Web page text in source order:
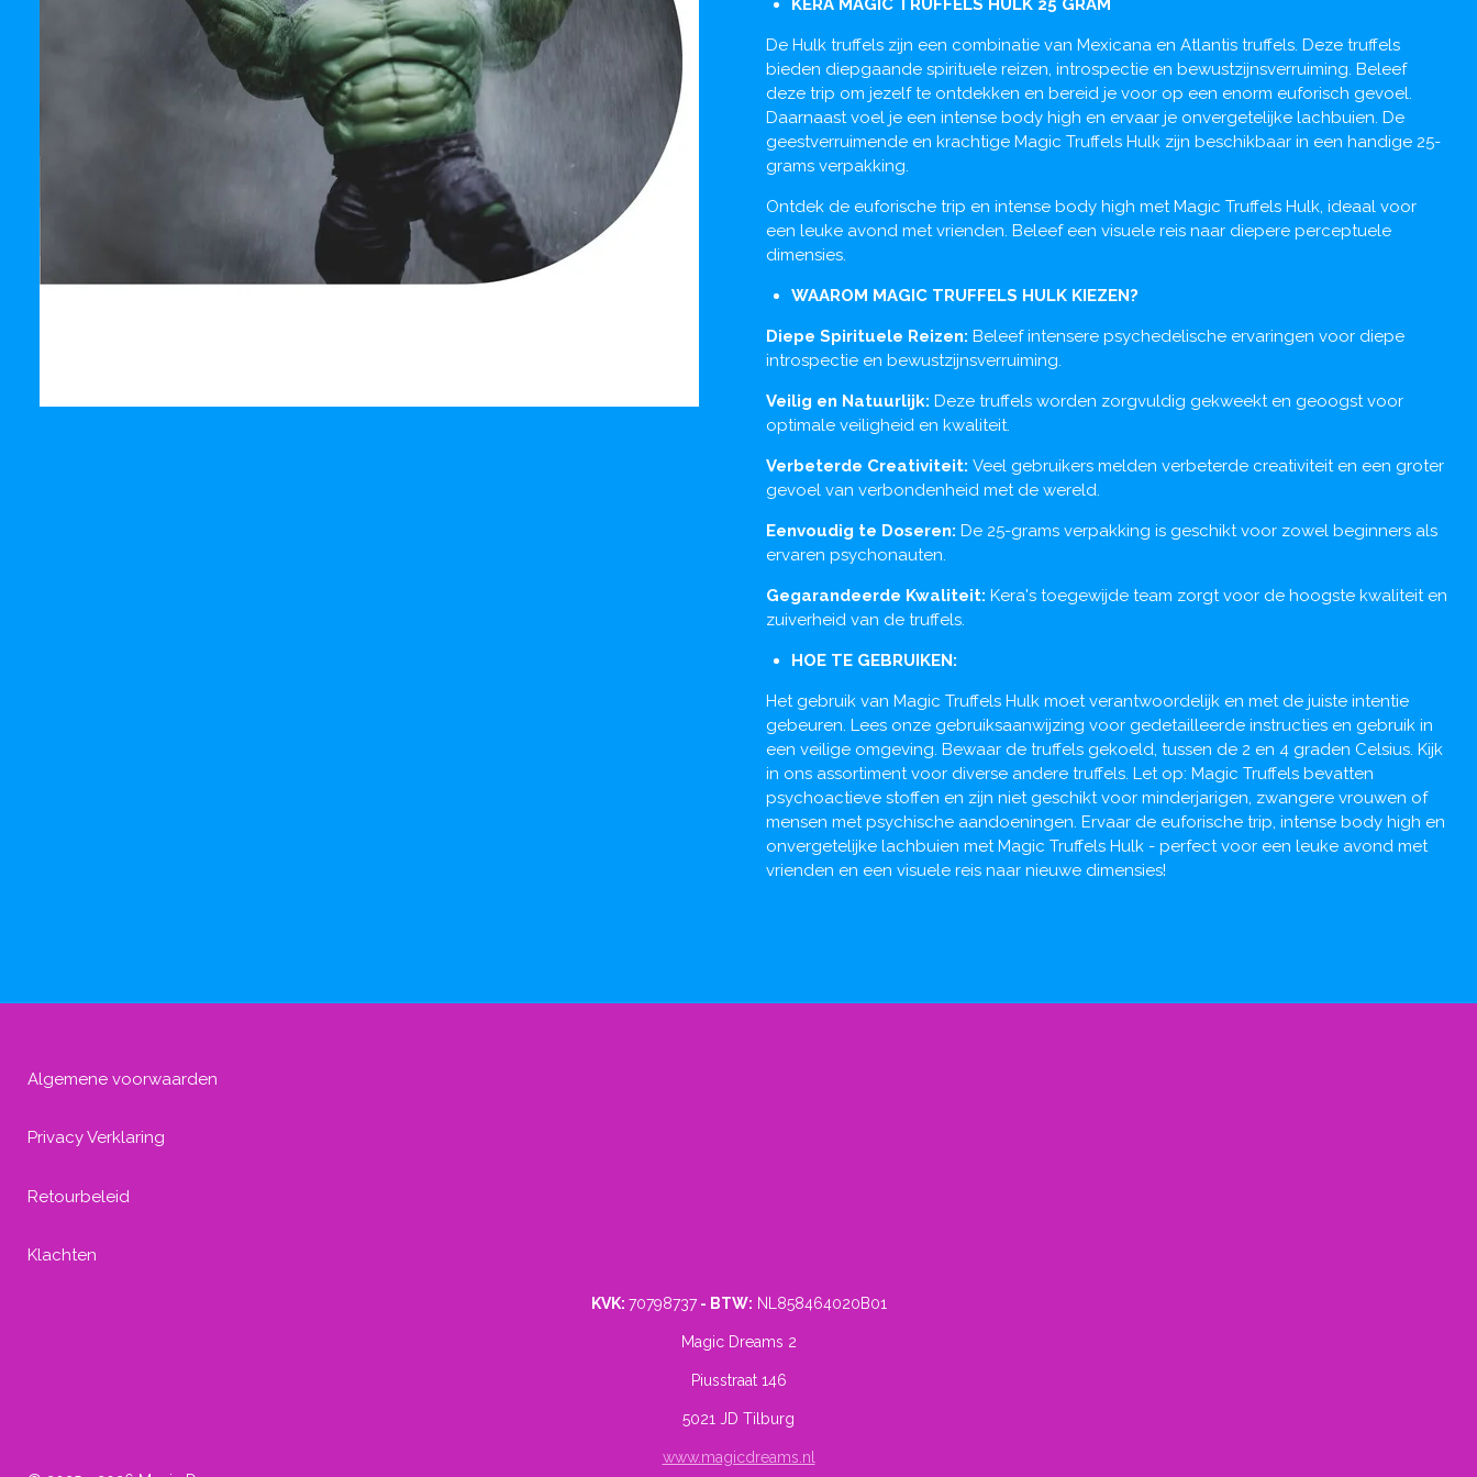
KERA MAGIC TRUFFELS HULK 25 GRAM
De Hulk truffels zijn een combinatie van Mexicana en Atlantis truffels. Deze truffels
bieden diepgaande spirituele reizen, introspectie en bewustzijnsverruiming. Beleef
deze trip om jezelf te ontdekken en bereid je voor op een enorm euforisch gevoel.
Daarnaast voel je een intense body high en ervaar je onvergetelijke lachbuien. De
geestverruimende en krachtige Magic Truffels Hulk zijn beschikbaar in een handige 25-
grams verpakking.
Ontdek de euforische trip en intense body high met Magic Truffels Hulk, ideaal voor
een leuke avond met vrienden. Beleef een visuele reis naar diepere perceptuele
dimensies.
WAAROM MAGIC TRUFFELS HULK KIEZEN?
Diepe Spirituele Reizen: Beleef intensere psychedelische ervaringen voor diepe
introspectie en bewustzijnsverruiming.
Veilig en Natuurlijk: Deze truffels worden zorgvuldig gekweekt en geoogst voor
optimale veiligheid en kwaliteit.
Verbeterde Creativiteit: Veel gebruikers melden verbeterde creativiteit en een groter
gevoel van verbondenheid met de wereld.
Eenvoudig te Doseren: De 25-grams verpakking is geschikt voor zowel beginners als
ervaren psychonauten.
Gegarandeerde Kwaliteit: Kera's toegewijde team zorgt voor de hoogste kwaliteit en
zuiverheid van de truffels.
HOE TE GEBRUIKEN:
Het gebruik van Magic Truffels Hulk moet verantwoordelijk en met de juiste intentie
gebeuren. Lees onze gebruiksaanwijzing voor gedetailleerde instructies en gebruik in
een veilige omgeving. Bewaar de truffels gekoeld, tussen de 2 en 4 graden Celsius. Kijk
in ons assortiment voor diverse andere truffels. Let op: Magic Truffels bevatten
psychoactieve stoffen en zijn niet geschikt voor minderjarigen, zwangere vrouwen of
mensen met psychische aandoeningen. Ervaar de euforische trip, intense body high en
onvergetelijke lachbuien met Magic Truffels Hulk - perfect voor een leuke avond met
vrienden en een visuele reis naar nieuwe dimensies!
Algemene voorwaarden
Privacy Verklaring
Retourbeleid
Klachten
KVK: 70798737- BTW: NL858464020B01
Magic Dreams 2
Piusstraat 146
5021 JD Tilburg
www.magicdreams.nl